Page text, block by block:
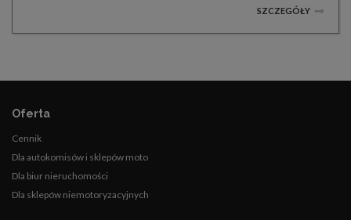
SZCZEGÓŁY
Oferta
Cennik
Dla autokomisów i sklepów moto
Dla biur nieruchomości
Dla sklepów niemotoryzacyjnych